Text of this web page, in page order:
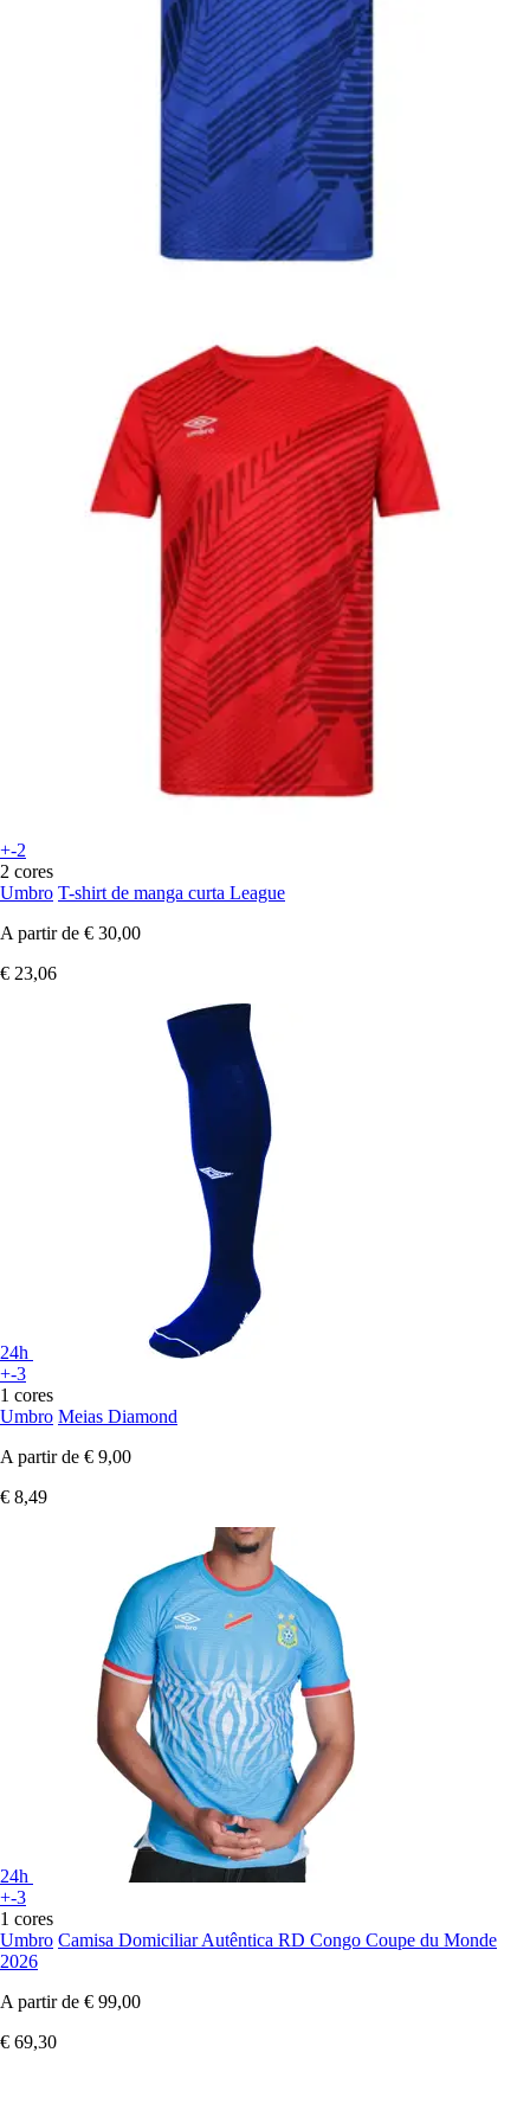
+-2
2 cores
Umbro T-shirt de manga curta League
A partir de € 30,00
€ 23,06
24h
+-3
1 cores
Umbro Meias Diamond
A partir de € 9,00
€ 8,49
24h
+-3
1 cores
Umbro Camisa Domiciliar Autêntica RD Congo Coupe du Monde
2026
A partir de € 99,00
€ 69,30